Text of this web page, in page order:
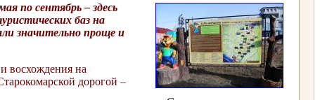
по сентябрь – здесь
баз на
значительно проще и
восхождения на
дорогой –